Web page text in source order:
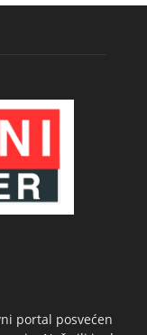
portal posvećen